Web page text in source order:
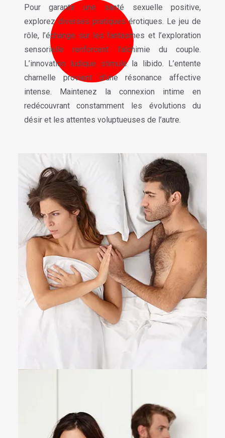
Pour garantir une santé sexuelle positive,
explorez diverses pratiques érotiques. Le jeu de
rôle, l’échange sur les fantasmes et l’exploration
sensorielle renforcent l’alchimie du couple.
L’innovation ludique stimule la libido. L’entente
charnelle provient d’une résonance affective
intense. Maintenez la connexion intime en
redécouvrant constamment les évolutions du
désir et les attentes voluptueuses de l’autre.